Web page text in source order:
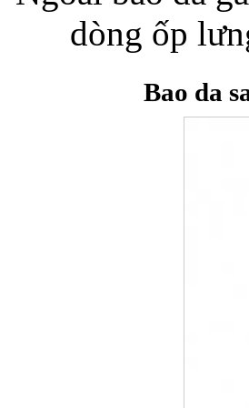
dòng ốp
Bao da